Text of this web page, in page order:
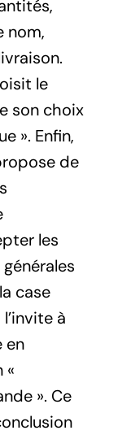
nom,
le
son choix
». Enfin,
de
les
case
à
en
«
». Ce